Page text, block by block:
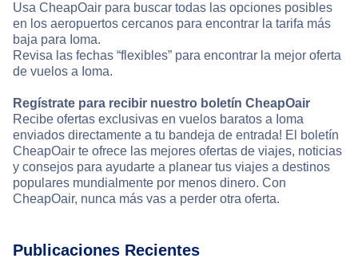
Usa CheapOair para buscar todas las opciones posibles
en los aeropuertos cercanos para encontrar la tarifa más
baja para Ioma.
Revisa las fechas “flexibles” para encontrar la mejor oferta
de vuelos a Ioma.
Regístrate para recibir nuestro boletín CheapOair
Recibe ofertas exclusivas en vuelos baratos a Ioma
enviados directamente a tu bandeja de entrada! El boletín
CheapOair te ofrece las mejores ofertas de viajes, noticias
y consejos para ayudarte a planear tus viajes a destinos
populares mundialmente por menos dinero. Con
CheapOair, nunca más vas a perder otra oferta.
Publicaciones Recientes